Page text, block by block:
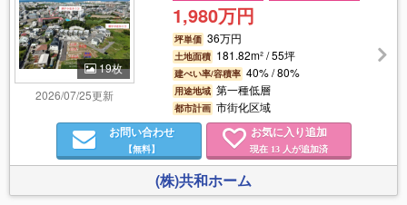
19枚
2026/07/25更新
1,980万円
坪単価 36万円
土地面積 181.82m² / 55坪
建ぺい率/容積率 40% / 80%
用途地域 第一種低層
都市計画 市街化区域
お問い合わせ
【無料】
お気に入り追加
現在 13人が追加済
(株)共和ホーム